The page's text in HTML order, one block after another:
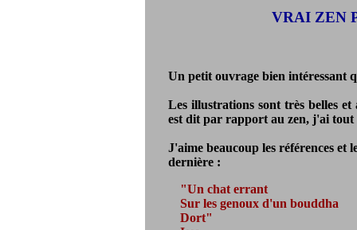
VRAI ZEN
Un petit ouvrage bien intéressant
Les illustrations sont très belles
est dit par rapport au zen, j'ai tout
J'aime beaucoup les références et
dernière :
"Un chat errant
Sur les genoux d'un bouddha
Dort"